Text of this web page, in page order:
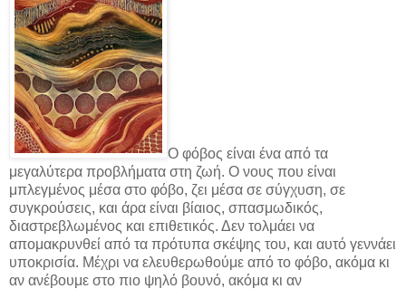
Ο φόβος είναι ένα από τα
μεγαλύτερα προβλήματα στη ζωή. Ο νους που είναι
μπλεγμένος μέσα στο φόβο, ζει μέσα σε σύγχυση, σε
συγκρούσεις, και άρα είναι βίαιος, σπασμωδικός,
διαστρεβλωμένος και επιθετικός. Δεν τολμάει να
απομακρυνθεί από τα πρότυπα σκέψης του, και αυτό γεννάει
υποκρισία. Μέχρι να ελευθερωθούμε από το φόβο, ακόμα κι
αν ανέβουμε στο πιο ψηλό βουνό, ακόμα κι αν